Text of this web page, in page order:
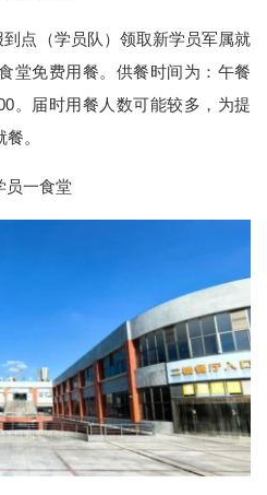
点（学员队）领取新学员军属就
堂免费用餐。供餐时间为：午餐
。届时用餐人数可能较多，为提
。
员一食堂